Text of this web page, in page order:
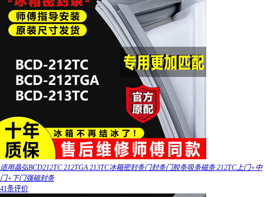
适用晶弘BCD212TC 212TGA 213TC冰箱密封条门封条门胶条吸条磁条 212TC上门+中
门+下门强磁封条
41条评价